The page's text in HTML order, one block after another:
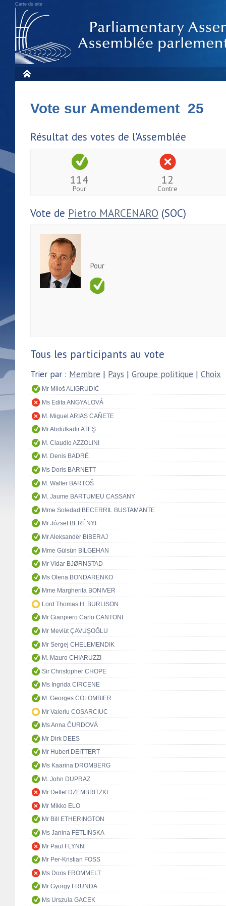
Carte du site
Vote sur Amendement 25
Résultat des votes de l'Assemblée
114
Pour
12
Contre
Vote de Pietro MARCENARO (SOC)
Pour
Tous les participants au vote
Trier par : Membre | Pays | Groupe politique | Choix
Mr Miloš ALIGRUDIĆ
Ms Edita ANGYALOVÁ
M. Miguel ARIAS CAÑETE
Mr Abdülkadir ATEŞ
M. Claudio AZZOLINI
M. Denis BADRÉ
Ms Doris BARNETT
M. Walter BARTOŠ
M. Jaume BARTUMEU CASSANY
Mme Soledad BECERRIL BUSTAMANTE
Mr József BERÉNYI
Mr Aleksandër BIBERAJ
Mme Gülsün BİLGEHAN
Mr Vidar BJØRNSTAD
Ms Olena BONDARENKO
Mme Margherita BONIVER
Lord Thomas H. BURLISON
Mr Gianpiero Carlo CANTONI
Mr Mevlüt ÇAVUŞOĞLU
Mr Sergej CHELEMENDIK
M. Mauro CHIARUZZI
Sir Christopher CHOPE
Ms Ingrida CIRCENE
M. Georges COLOMBIER
Mr Valeriu COSARCIUC
Ms Anna ČURDOVÁ
Mr Dirk DEES
Mr Hubert DEITTERT
Ms Kaarina DROMBERG
M. John DUPRAZ
Mr Detlef DZEMBRITZKI
Mr Mikko ELO
Mr Bill ETHERINGTON
Ms Janina FETLIŃSKA
Mr Paul FLYNN
Mr Per-Kristian FOSS
Ms Doris FROMMELT
Mr György FRUNDA
Ms Urszula GACEK